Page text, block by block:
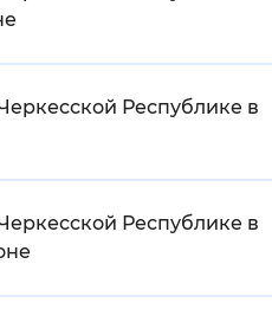
Республике в
Республике в